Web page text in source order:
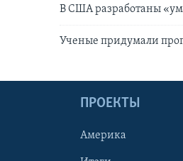
В США разработаны
Ученые придумали
ПРОЕКТЫ
Америка